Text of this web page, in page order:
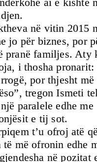
në vitin 2015
jo për biznes, por
pranë familjes. Aty
i thosha
por thjesht më
tregon Ismeti
paralele edhe me
e tij sot.
t’u ofroj atë
të më ofronin edhe
në pozitat